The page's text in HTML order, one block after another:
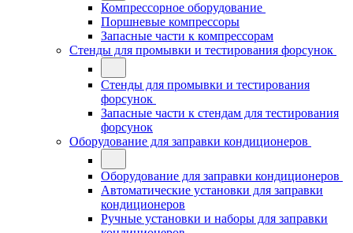
Компрессорное оборудование
Поршневые компрессоры
Запасные части к компрессорам
Стенды для промывки и тестирования форсунок
Стенды для промывки и тестирования
форсунок
Запасные части к стендам для тестирования
форсунок
Оборудование для заправки кондиционеров
Оборудование для заправки кондиционеров
Автоматические установки для заправки
кондиционеров
Ручные установки и наборы для заправки